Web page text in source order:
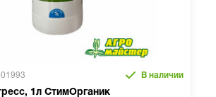
В наличии
1л СтимОрганик